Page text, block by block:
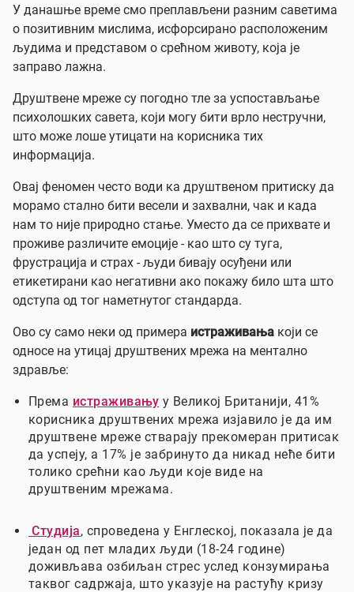
У данашње време смо преплављени разним саветима
о позитивним мислима, исфорсирано расположеним
људима и представом о срећном животу, која је
заправо лажна.
Друштвене мреже су погодно тле за успостављање
психолошких саветa, који могу бити врло нестручни,
што може лоше утицати на корисника тих
информација.
Овај феномен често води ка друштвеном притиску да
морамо стално бити весели и захвални, чак и када
нам то није природно стање. Уместо да се прихвате и
проживе различите емоције - као што су туга,
фрустрација и страх - људи бивају осуђени или
етикетирани као негативни ако покажу било шта што
одступа од тог наметнутог стандарда.
Ово су само неки од примера истраживања који се
односе на утицај друштвених мрежа на ментално
здравље:
Према истраживању у Великој Британији, 41%
корисника друштвених мрежа изјавило је да им
друштвене мреже стварају прекомеран притисак
да успеју, a 17% је забринуто да никад неће бити
толико срећни као људи које виде на
друштвеним мрежама.
Студија, спроведенa у Енглеској, показала је да
један од пет младих људи (18-24 године)
доживљава озбиљан стрес услед конзумирања
таквог садржаја, што указује на растућу кризу